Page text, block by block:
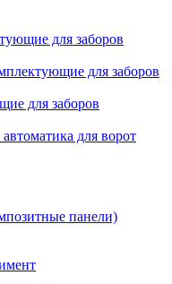
для заборов
для заборов
для заборов
для ворот
панели)